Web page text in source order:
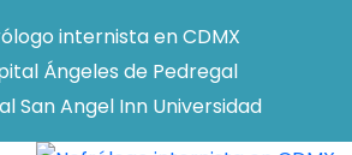
internista en CDMX
Ángeles de Pedregal
San Angel Inn Universidad